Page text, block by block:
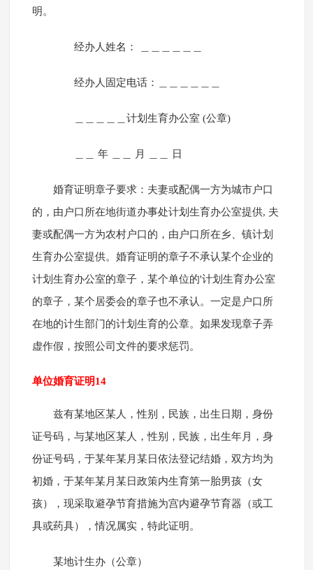
明。
经办人姓名： ＿＿＿＿＿＿
经办人固定电话：＿＿＿＿＿＿
＿＿＿＿＿计划生育办公室 (公章)
＿＿ 年 ＿＿ 月 ＿＿ 日
婚育证明章子要求：夫妻或配偶一方为城市户口
的，由户口所在地街道办事处计划生育办公室提供, 夫
妻或配偶一方为农村户口的，由户口所在乡、镇计划
生育办公室提供。婚育证明的章子不承认某个企业的
计划生育办公室的章子，某个单位的'计划生育办公室
的章子，某个居委会的章子也不承认。一定是户口所
在地的计生部门的计划生育的公章。如果发现章子弄
虚作假，按照公司文件的要求惩罚。
单位婚育证明14
兹有某地区某人，性别，民族，出生日期，身份
证号码，与某地区某人，性别，民族，出生年月，身
份证号码，于某年某月某日依法登记结婚，双方均为
初婚，于某年某月某日政策内生育第一胎男孩（女
孩），现采取避孕节育措施为宫内避孕节育器（或工
具或药具），情况属实，特此证明。
某地计生办（公章）